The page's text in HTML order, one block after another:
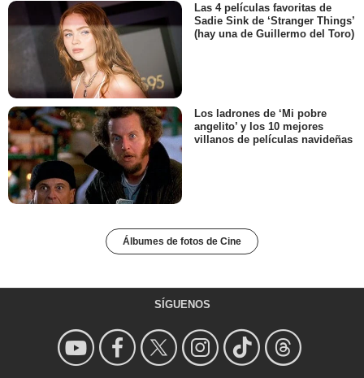
Las 4 películas favoritas de
Sadie Sink de ‘Stranger Things’
(hay una de Guillermo del Toro)
Los ladrones de ‘Mi pobre
angelito’ y los 10 mejores
villanos de películas navideñas
Álbumes de fotos de Cine
SÍGUENOS